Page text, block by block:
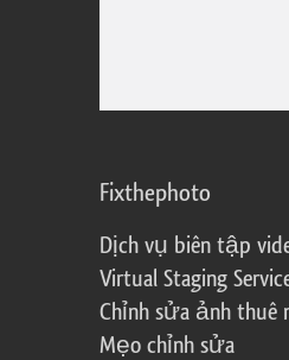
Fixthephoto
Dịch vụ biên tập
Virtual Staging
Chỉnh sửa ảnh thuê
Mẹo chỉnh sửa